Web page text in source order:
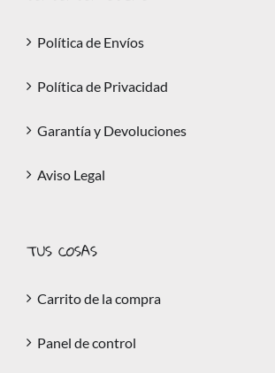
Política de Envíos
Política de Privacidad
Garantía y Devoluciones
Aviso Legal
TUS COSAS
Carrito de la compra
Panel de control